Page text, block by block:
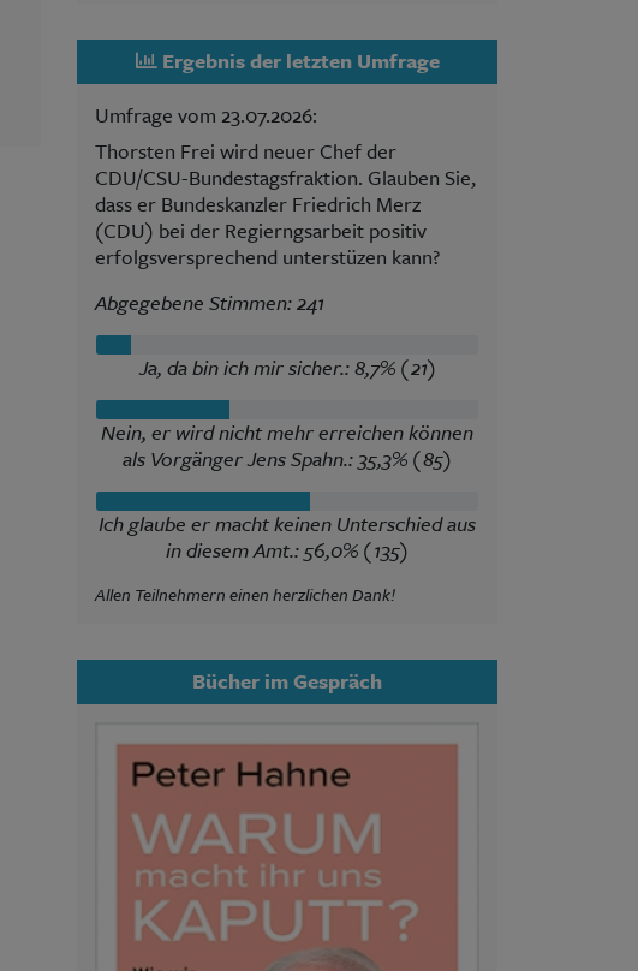
Ergebnis der letzten Umfrage
Umfrage vom 23.07.2026:
Thorsten Frei wird neuer Chef der
CDU/CSU-Bundestagsfraktion. Glauben Sie,
dass er Bundeskanzler Friedrich Merz
(CDU) bei der Regierngsarbeit positiv
erfolgsversprechend unterstüzen kann?
Abgegebene Stimmen: 241
Ja, da bin ich mir sicher.: 8,7% (21)
Nein, er wird nicht mehr erreichen können
als Vorgänger Jens Spahn.: 35,3% (85)
Ich glaube er macht keinen Unterschied aus
in diesem Amt.: 56,0% (135)
Allen Teilnehmern einen herzlichen Dank!
Bücher im Gespräch